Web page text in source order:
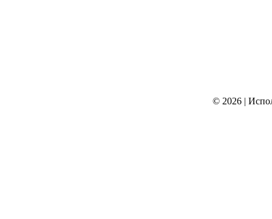
© 2026|